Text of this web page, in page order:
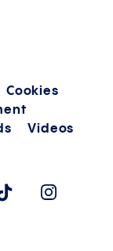
Cookies
Videos